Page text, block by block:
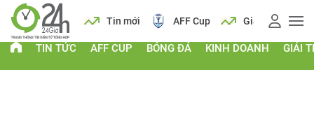
Lịch Tin mới AFF Cup Giá vàng
TIN TỨC AFF CUP BÓNG ĐÁ KINH DOANH GIẢI